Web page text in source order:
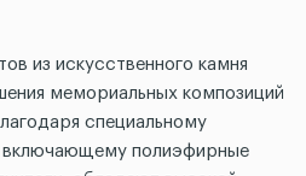
из искусственного камня
мемориальных композиций
специальному
полиэфирные